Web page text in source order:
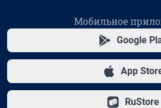
Мобильное
Google
App
RuStore